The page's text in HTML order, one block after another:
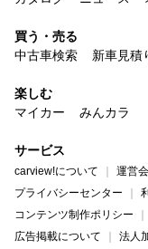
買う・売る
中古車検索
新車見積
楽しむ
マイカー
みんカラ
サービス
carview!について 運営
プライバシーセンター
コンテンツ制作ポリシー
広告掲載について
法人